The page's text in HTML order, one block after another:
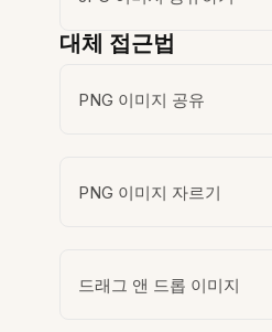
대체 접근법
PNG 이미지 공유
PNG 이미지 자르기
드래그 앤 드롭 이미지